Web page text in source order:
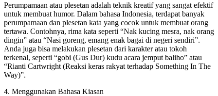
Perumpamaan atau plesetan adalah teknik kreatif yang sangat efektif
untuk membuat humor. Dalam bahasa Indonesia, terdapat banyak
perumpamaan dan plesetan kata yang cocok untuk membuat orang
tertawa. Contohnya, rima kata seperti “Nak kucing mesra, nak orang
dingin” atau “Nasi goreng, emang enak bagai di negeri sendiri”.
Anda juga bisa melakukan plesetan dari karakter atau tokoh
terkenal, seperti “gobi (Gus Dur) kudu acara jemput baliho” atau
“Rianti Cartwright (Reaksi keras rakyat terhadap Something In The
Way)”.
4. Menggunakan Bahasa Kiasan